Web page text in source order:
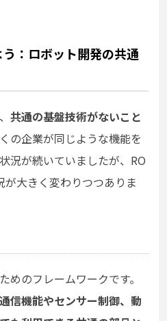
：ロボット開発の共通
共通の基盤技術がないこと
の企業が同じような機能を
況が続いていましたが、RO
大きく変わりつつありま
めのフレームワークです。
信機能やセンサー制御、動